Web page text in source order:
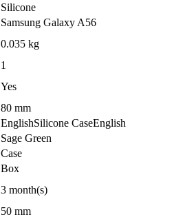
Silicone
Samsung Galaxy A56
0.035 kg
1
Yes
80 mm
EnglishSilicone CaseEnglish
Sage Green
Case
Box
3 month(s)
50 mm